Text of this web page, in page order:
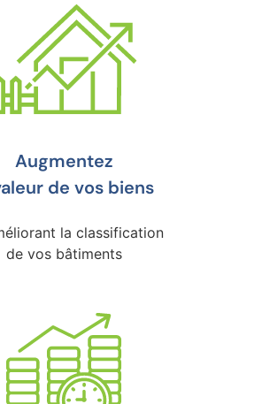
Augmentez
de vos biens
la classification
de vos bâtiments